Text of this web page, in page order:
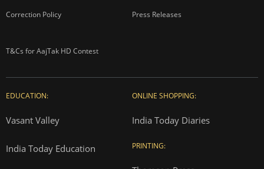
Correction Policy Press Releases
T&Cs for AajTak HD Contest
EDUCATION:
Vasant Valley
India Today Education
ONLINE SHOPPING:
India Today Diaries
PRINTING: